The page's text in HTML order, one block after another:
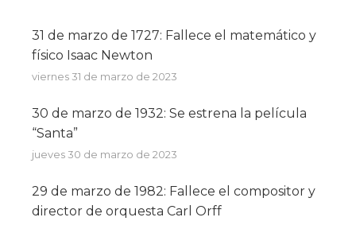
31 de marzo de 1727: Fallece el matemático y
físico Isaac Newton
viernes 31 de marzo de 2023
30 de marzo de 1932: Se estrena la película
“Santa”
jueves 30 de marzo de 2023
29 de marzo de 1982: Fallece el compositor y
director de orquesta Carl Orff